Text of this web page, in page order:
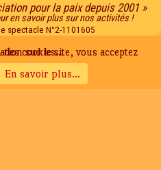
pour la paix depuis 2001 »
en savoir plus sur nos activités !
spectacle N°2-1101605
site, vous acceptez l'utilisation des cookies...
En savoir plus...